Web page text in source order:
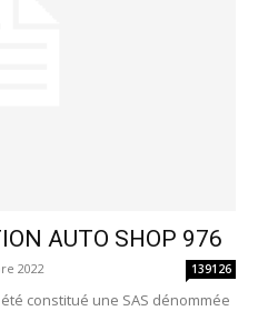
AUTO SHOP 976
2022 139126
constitué une SAS dénommée